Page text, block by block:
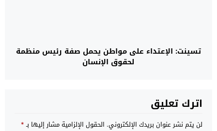
تسينت: الإعتداء على مواطن يحمل صفة رئيس منظمة
لحقوق الإنسان
اترك تعليق
لن يتم نشر عنوان بريدك الإلكتروني. الحقول الإلزامية مشار إليها بـ*